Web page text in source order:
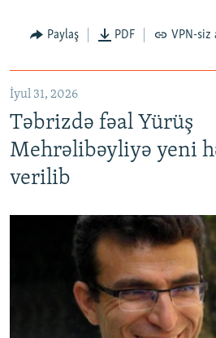
Paylaş PDF VPN-siz
İyul 31, 2026
Təbrizdə fəal Yürüş
Mehrəlibəyliyə yeni
verilib